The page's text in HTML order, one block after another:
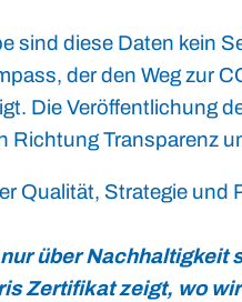
sind diese Daten kein
der den Weg zur
Die Veröffentlichung
Richtung Transparenz
Qualität, Strategie und
über Nachhaltigkeit
Zertifikat zeigt, wo